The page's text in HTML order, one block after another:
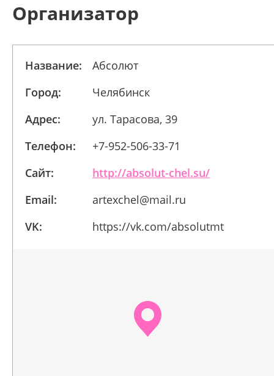
Организатор
Название:
Абсолют
Город:
Челябинск
Адрес:
ул. Тарасова, 39
Телефон:
+7-952-506-33-71
Сайт:
http://absolut-chel.su/
Email:
artexchel@mail.ru
VK:
https://vk.com/absolutmt